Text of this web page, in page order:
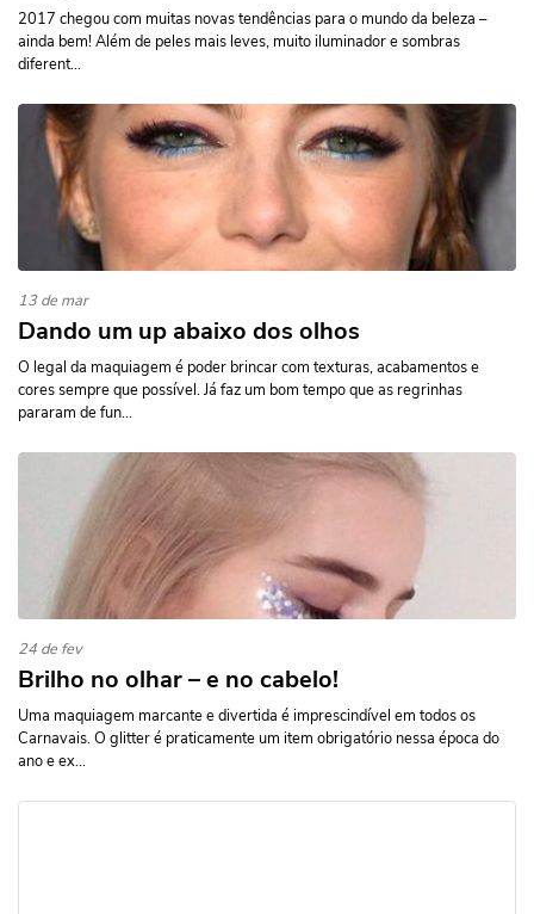
2017 chegou com muitas novas tendências para o mundo da beleza –
ainda bem! Além de peles mais leves, muito iluminador e sombras
diferent...
13 de mar
Dando um up abaixo dos olhos
O legal da maquiagem é poder brincar com texturas, acabamentos e
cores sempre que possível. Já faz um bom tempo que as regrinhas
pararam de fun...
24 de fev
Brilho no olhar – e no cabelo!
Uma maquiagem marcante e divertida é imprescindível em todos os
Carnavais. O glitter é praticamente um item obrigatório nessa época do
ano e ex...